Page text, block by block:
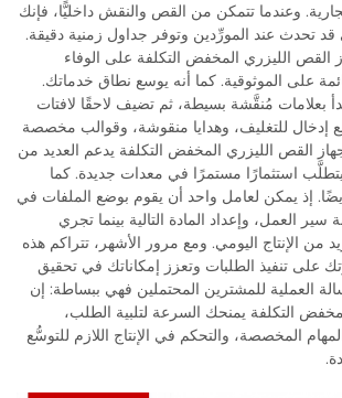
وعندما تتمكن من القص والنقش داخليًّا، فإنك
قد تحدث عند المورِّدين وتوفر جداول زمنية دقيقة.
القص الليزري المخفض التكلفة على الوفاء
على الموثوقية. كما أنه يوسع نطاق خدماتك.
بعلامات مُنقَّشة بسيطة، ثم تضيف لاحقًا لافتات
إدخال للتغليف، وهدايا منقوشة، وقوالب مخصصة
القص الليزري المخفض التكلفة يدعم العديد من
يتطلَّب استثمارًا مستمرًا في معدات جديدة. كما
أيضًا. إذ يمكن لعامل واحد أن يقوم بوضع الملفات في
سير العمل، وإعداد المادة التالية بينما تجري
من الإنتاج اليومي. ومع مرور الأشهر، تتراكم هذه
على تنفيذ الطلبات وتعزز إمكاناتك في تحقيق
العملية للمشترين المحتملين فهي ببساطة: إن
التكلفة يمنحك السرعة لتلبية الطلب،
المخصصة، والتحكم في الإنتاج اللازم للتوسُّع